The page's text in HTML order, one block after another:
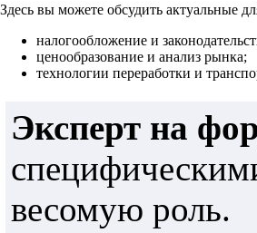
Здесь вы можете обсудить актуальные
налогообложение и
ценообразование и анализ рынка;
технологии переработки и
Эксперт на
весомую роль.